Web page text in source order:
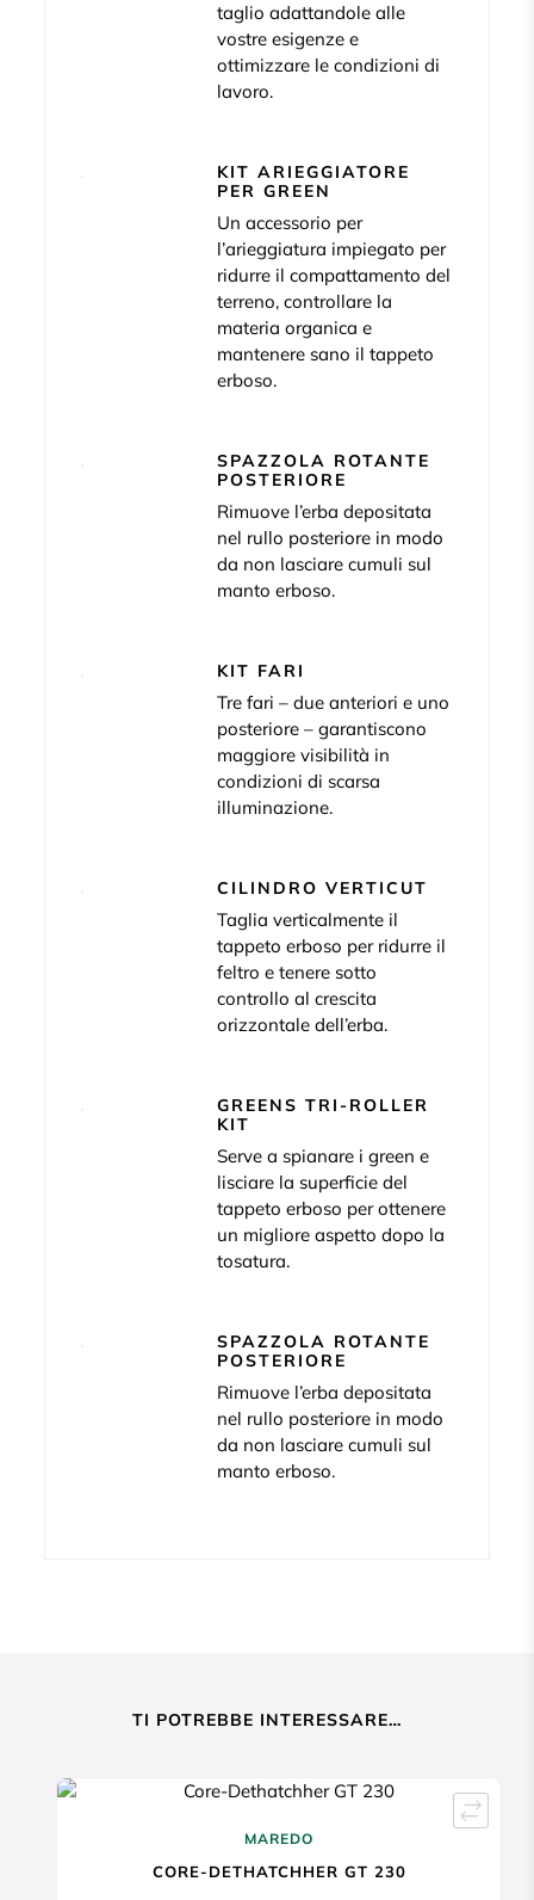
taglio adattandole alle
vostre esigenze e
ottimizzare le condizioni di
lavoro.
KIT ARIEGGIATORE
PER GREEN
Un accessorio per
l’arieggiatura impiegato per
ridurre il compattamento del
terreno, controllare la
materia organica e
mantenere sano il tappeto
erboso.
SPAZZOLA ROTANTE
POSTERIORE
Rimuove l’erba depositata
nel rullo posteriore in modo
da non lasciare cumuli sul
manto erboso.
KIT FARI
Tre fari – due anteriori e uno
posteriore – garantiscono
maggiore visibilità in
condizioni di scarsa
illuminazione.
CILINDRO VERTICUT
Taglia verticalmente il
tappeto erboso per ridurre il
feltro e tenere sotto
controllo al crescita
orizzontale dell’erba.
GREENS TRI-ROLLER
KIT
Serve a spianare i green e
lisciare la superficie del
tappeto erboso per ottenere
un migliore aspetto dopo la
tosatura.
SPAZZOLA ROTANTE
POSTERIORE
Rimuove l’erba depositata
nel rullo posteriore in modo
da non lasciare cumuli sul
manto erboso.
TI POTREBBE INTERESSARE…
MAREDO
CORE-DETHATCHHER GT 230